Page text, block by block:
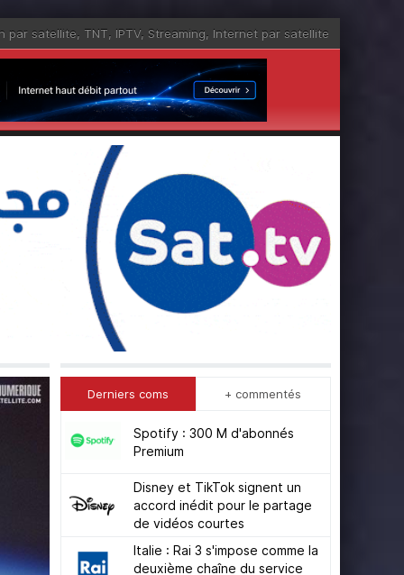
par satellite, TNT, IPTV, Streaming, Internet par satellite
Derniers coms + commentés
Spotify : 300 M d'abonnés
Premium
Disney et TikTok signent un
accord inédit pour le partage
de vidéos courtes
Italie : Rai 3 s'impose comme la
deuxième chaîne du service